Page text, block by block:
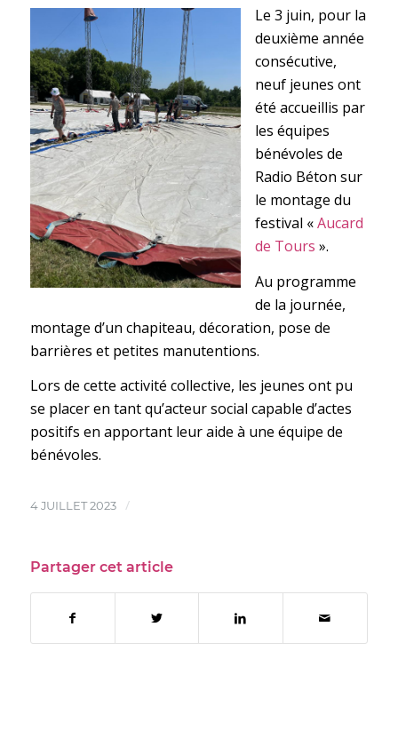
Le 3 juin, pour la
deuxième année
consécutive,
neuf jeunes ont
été accueillis par
les équipes
bénévoles de
Radio Béton sur
le montage du
festival «Aucard
de Tours ».
Au programme
de la journée,
montage d’un chapiteau, décoration, pose de
barrières et petites manutentions.
Lors de cette activité collective, les jeunes ont pu
se placer en tant qu’acteur social capable d’actes
positifs en apportant leur aide à une équipe de
bénévoles.
4 JUILLET 2023 /
Partager cet article